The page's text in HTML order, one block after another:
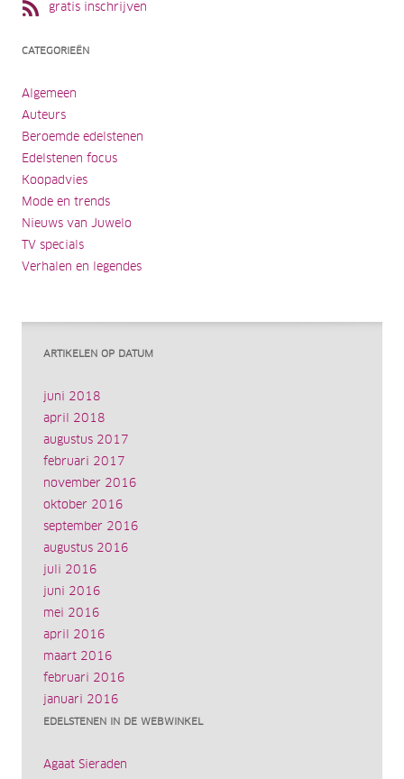
gratis inschrijven
CATEGORIEËN
Algemeen
Auteurs
Beroemde edelstenen
Edelstenen focus
Koopadvies
Mode en trends
Nieuws van Juwelo
TV specials
Verhalen en legendes
ARTIKELEN OP DATUM
juni 2018
april 2018
augustus 2017
februari 2017
november 2016
oktober 2016
september 2016
augustus 2016
juli 2016
juni 2016
mei 2016
april 2016
maart 2016
februari 2016
januari 2016
EDELSTENEN IN DE WEBWINKEL
Agaat Sieraden